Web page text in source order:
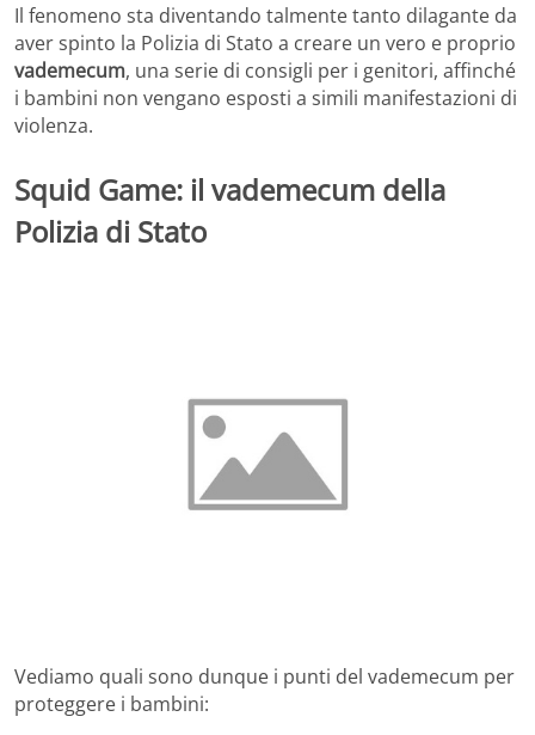
Il fenomeno sta diventando talmente tanto dilagante da
aver spinto la Polizia di Stato a creare un vero e proprio
vademecum, una serie di consigli per i genitori, affinché
i bambini non vengano esposti a simili manifestazioni di
violenza.
Squid Game: il vademecum della
Polizia di Stato
Vediamo quali sono dunque i punti del vademecum per
proteggere i bambini: